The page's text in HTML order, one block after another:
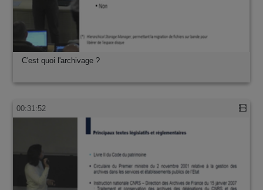
C'est quoi l'archivage ?
00:31:52